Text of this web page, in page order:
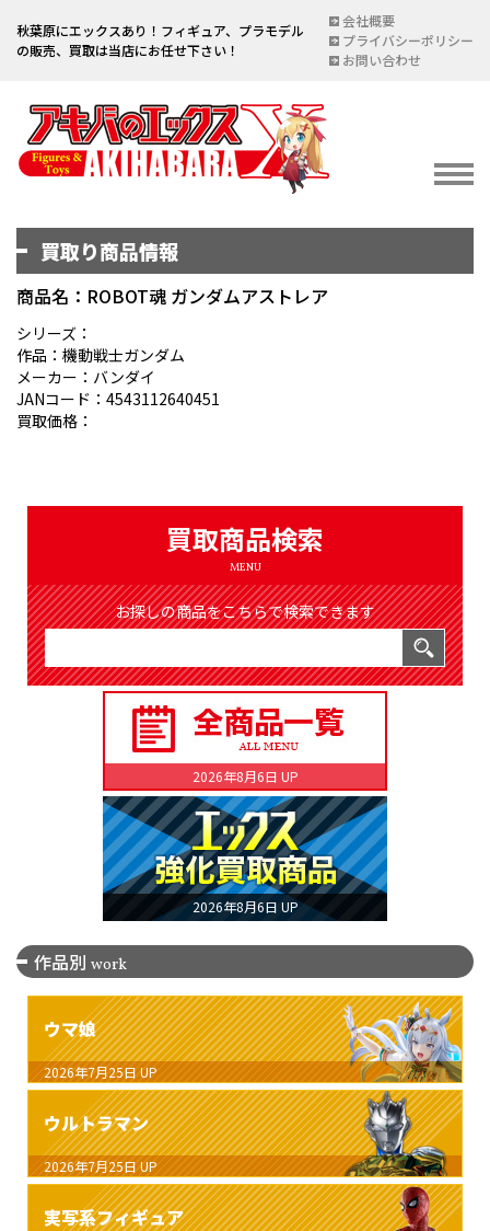
秋葉原にエックスあり！フィギュア、プラモデル
の販売、買取は当店にお任せ下さい！
会社概要
プライバシーポリシー
お問い合わせ
イベント情報
宅配買取のご案内
DELIVERY PURCHASE
買取お申し込み
ASSESSMENT
買取り商品情報
商品名：ROBOT魂 ガンダムアストレア
シリーズ：
作品：機動戦士ガンダム
メーカー：バンダイ
JANコード：4543112640451
買取価格：
買取商品検索
MENU
お探しの商品をこちらで検索できます
2026年8月6日 UP
2026年8月6日 UP
作品別 work
ウマ娘
2026年7月25日 UP
ウルトラマン
2026年7月25日 UP
実写系フィギュア